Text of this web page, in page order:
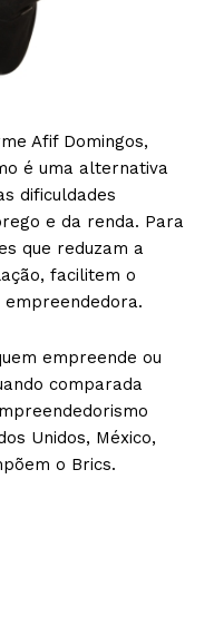
Afif Domingos,
é uma alternativa
dificuldades
e da renda. Para
que reduzam a
facilitem o
empreendedora.
empreende ou
comparada
Unidos, México,
o Brics.